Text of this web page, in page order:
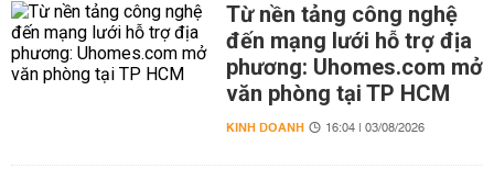
Từ nền tảng công nghệ
đến mạng lưới hỗ trợ địa
phương: Uhomes.com mở
văn phòng tại TP HCM
KINH DOANH 16:04 | 03/08/2026